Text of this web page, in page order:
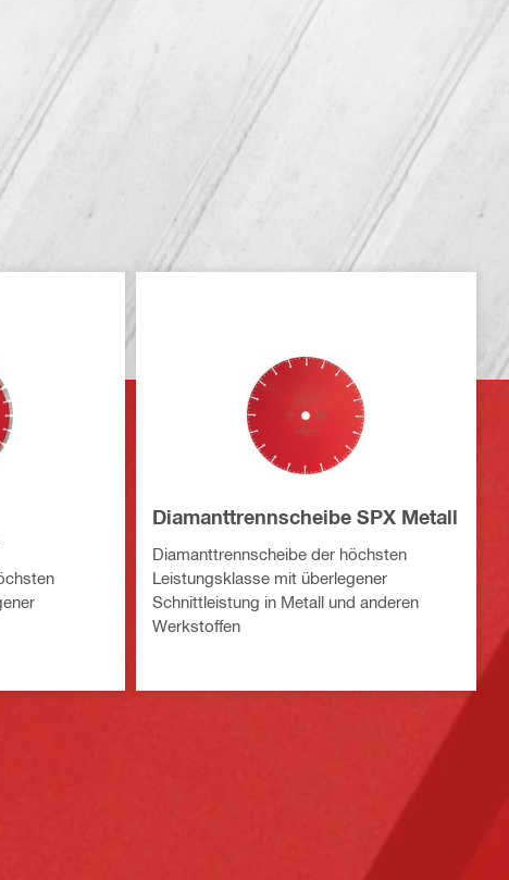
Diamanttrennscheibe SPX Metall
Diamanttrennscheibe der höchsten
Leistungsklasse mit überlegener
Schnittleistung in Metall und anderen
Werkstoffen